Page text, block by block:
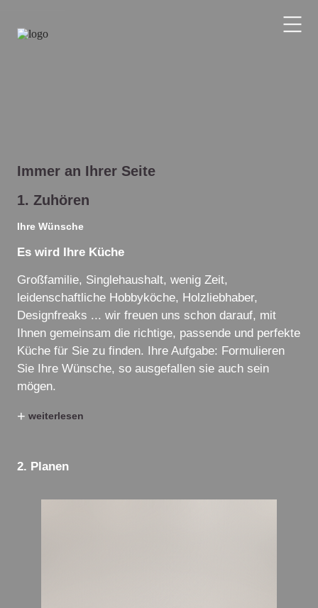
Immer an Ihrer Seite
1. Zuhören
Ihre Wünsche
Es wird Ihre Küche
Großfamilie, Singlehaushalt, wenig Zeit,
leidenschaftliche Hobbyköche, Holzliebhaber,
Designfreaks ... wir freuen uns schon darauf, mit
Ihnen gemeinsam die richtige, passende und perfekte
Küche für Sie zu finden. Ihre Aufgabe: Formulieren
Sie Ihre Wünsche, so ausgefallen sie auch sein
mögen.
+ weiterlesen
2. Planen